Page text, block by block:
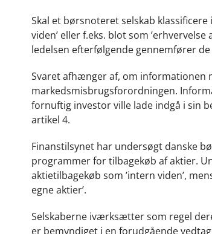
Skal et børsnoteret selskab
viden’ eller f.eks. blot som
ledelsen efterfølgende gennemfører
Svaret afhænger af, om informationen
markedsmisbrugsforordningen.
fornuftig investor ville lade indgå i sin
artikel 4.
Finanstilsynet har undersøgt danske
programmer for tilbagekøb af aktier.
aktietilbagekøb som ’intern viden’,
egne aktier’.
Selskaberne iværksætter som regel
er bemyndiget i en forudgående